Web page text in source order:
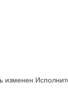
изменен